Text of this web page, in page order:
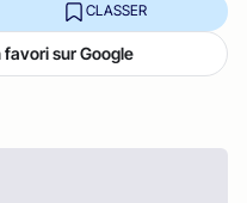
CLASSER
sur Google